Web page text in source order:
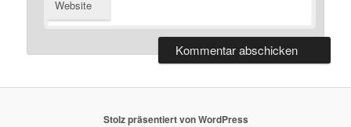
Website
Stolz präsentiert von WordPress